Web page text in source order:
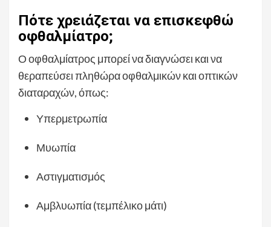
Πότε χρειάζεται να επισκεφθώ
οφθαλμίατρο;
Ο οφθαλμίατρος μπορεί να διαγνώσει και να
θεραπεύσει πληθώρα οφθαλμικών και οπτικών
διαταραχών, όπως:
Υπερμετρωπία
Μυωπία
Αστιγματισμός
Αμβλυωπία (τεμπέλικο μάτι)